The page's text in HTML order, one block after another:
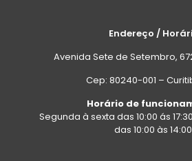
Endereço /
Avenida Sete de Setembro,
Cep: 80240-001 –
Horário de
Segunda à sexta das 10:00 ás
das 10:00 às